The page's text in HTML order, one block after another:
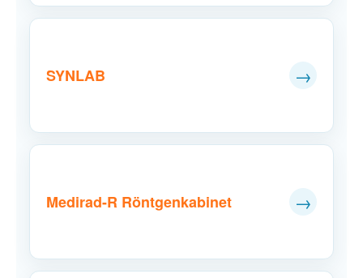
SYNLAB →
Medirad-R Röntgenkabinet →